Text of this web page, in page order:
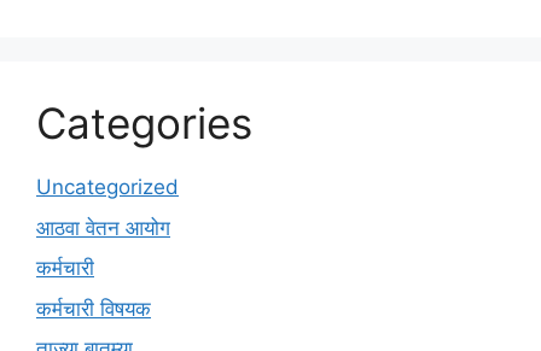
Categories
Uncategorized
आठवा वेतन आयोग
कर्मचारी
कर्मचारी विषयक